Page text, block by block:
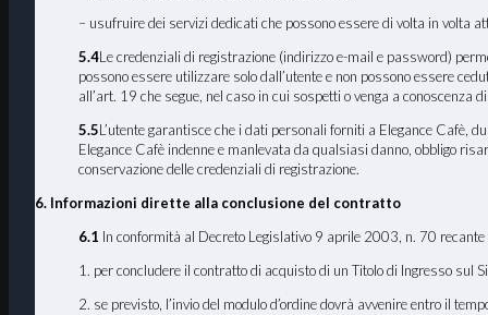
– usufruire dei servizi dedicati che possono essere di volta in volta
5.4Le credenziali di registrazione (indirizzo e-mail e password)
possono essere utilizzare solo dall’utente e non possono essere
all’art. 19 che segue, nel caso in cui sospetti o venga a conoscenza
5.5L’utente garantisce che i dati personali forniti a Elegance Cafè,
Elegance Cafè indenne e manlevata da qualsiasi danno, obbligo
conservazione delle credenziali di registrazione.
6. Informazioni dirette alla conclusione del contratto
6.1 In conformità al Decreto Legislativo 9 aprile 2003, n. 70
1. per concludere il contratto di acquisto di un Titolo di Ingresso sul
2. se previsto, l’invio del modulo d’ordine dovrà avvenire entro il